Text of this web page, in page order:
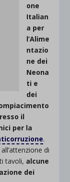
one
Italian
a per
l’Alime
ntazio
ne dei
Neona
ti e
dei
il
per la
.
di
tavoli, alcune
dei